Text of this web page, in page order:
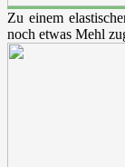
Zu einem
noch etwas Mehl